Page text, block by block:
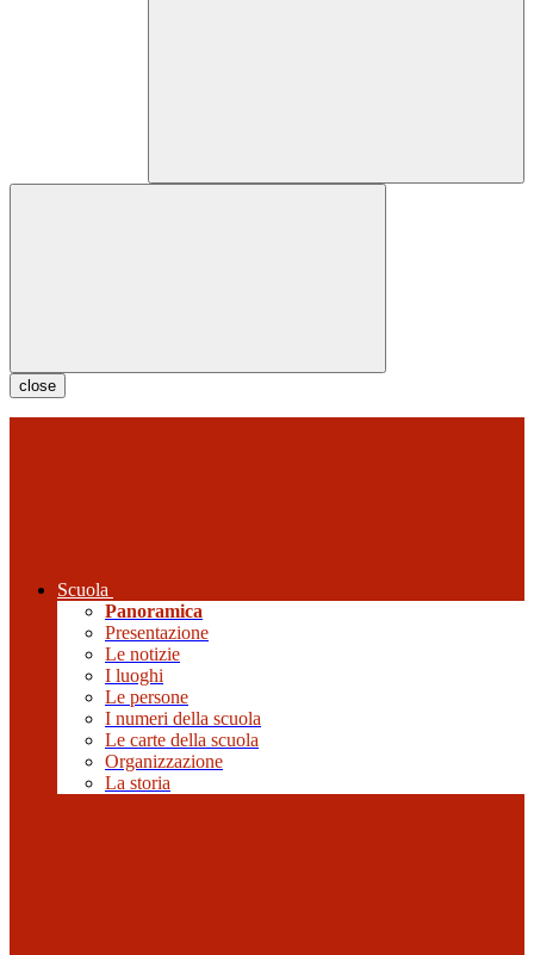
close
Scuola
Panoramica
Presentazione
Le notizie
I luoghi
Le persone
I numeri della scuola
Le carte della scuola
Organizzazione
La storia